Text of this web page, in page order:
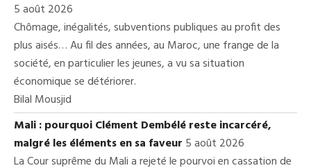
5 août 2026
Chômage, inégalités, subventions publiques au profit des
plus aisés… Au fil des années, au Maroc, une frange de la
société, en particulier les jeunes, a vu sa situation
économique se détériorer.
Bilal Mousjid
Mali : pourquoi Clément Dembélé reste incarcéré,
malgré les éléments en sa faveur 5 août 2026
La Cour suprême du Mali a rejeté le pourvoi en cassation de